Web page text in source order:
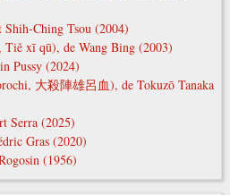
Shih-Ching Tsou (2004)
xī qū), de Wang Bing (2003)
Pussy (2024)
大殺陣雄呂血), de Tokuzō Tanaka
Serra (2025)
Gras (2020)
(1956)